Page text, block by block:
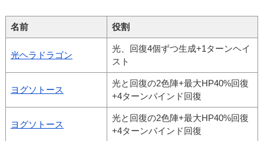
名前 役割
光ヘラドラゴン
光、回復4個ずつ生成+1ターンヘイ
スト
ヨグソトース
光と回復の2色陣+最大HP40%回復
+4ターンバインド回復
ヨグソトース
光と回復の2色陣+最大HP40%回復
+4ターンバインド回復